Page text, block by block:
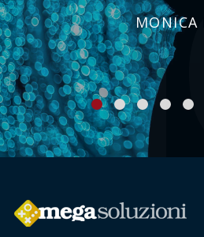
interpretare perfettamente
grande
ELENA R.